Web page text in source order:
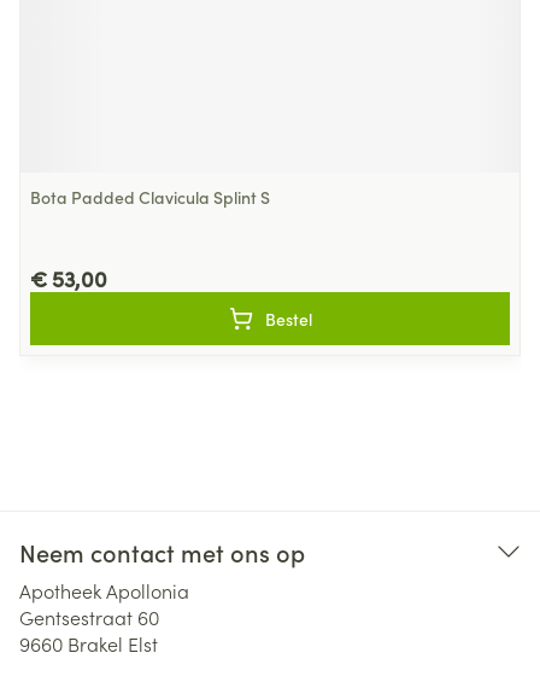
Bota Padded Clavicula Splint S
€ 53,00
Bestel
Neem contact met ons op
Apotheek Apollonia
Gentsestraat 60
9660 Brakel Elst